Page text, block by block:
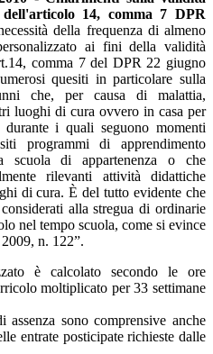
dell'articolo 14, comma 7 DPR
della frequenza di almeno
ai fini della validità
comma 7 del DPR 22 giugno
quesiti in particolare sulla
che, per causa di malattia,
luoghi di cura ovvero in casa per
i quali seguono momenti
programmi di apprendimento
scuola di appartenenza o che
rilevanti attività didattiche
di cura. È del tutto evidente che
alla stregua di ordinarie
nel tempo scuola, come si evince
n. 122”.
è calcolato secondo le ore
moltiplicato per 33 settimane
sono comprensive anche
entrate posticipate richieste dalle